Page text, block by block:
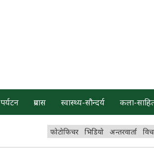
पर्यटन प्रवास स्वास्थ्य-सौन्दर्य कला-
फोटोफिचर भिडियो अन्तरवार्ता